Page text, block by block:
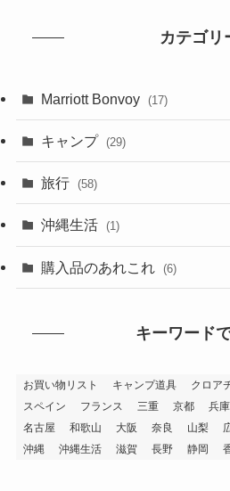
カテゴリ
Marriott Bonvoy (17)
(2)
(1)
(2)
(2)
(2)
(1)
キャンプ (29)
旅行 (58)
(29)
(4) (2)
(6)
(2)
沖縄生活 (1)
購入品のあれこれ (6)
キーワード
お買い物リスト キャンプ道具 クロア
スペイン
フランス 三重 京都 兵庫
名古屋
和歌山 大阪 奈良 山梨
沖縄
沖縄生活 滋賀 長野 静岡